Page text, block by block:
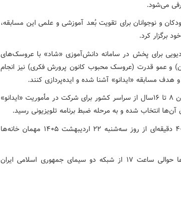
می‌شود.
و نوجوانان برای تقویت بُعد آموزشی و علمی این مسابقه،
برگزار کرد.
برای پخش در سامانه دانش‌آموزی «شاد» با عروسک‌های
و عمو قدرت (عروسک محبوب کانون پرورش فکری) نیز انجام
هدف مسابقه «ایدانو» آشنا شده و ایده‌پردازی کنند.
در پایان، بیش از ۳هزار ایده از کودکان و نوجوانان ۸ تا ۱۶سال از سراسر کشور برای شرکت در مأموریت «ایدانو»
مسابقه تلویزیونی «ایدانو» در قالب ۱۰ قسمت ۴۰ دقیقه‌ای از روز سه‌شنبه ۲۲ اردیبهشت‌ ۱۴۰۵ مهمان خانه‌ها
این برنامه سه‌شنبه‌ها، چهارشنبه‌ها و پنجشنبه‌ها حوالی ساعت ۱۷ از شبکه دو سیمای جمهوری اسلامی ایران